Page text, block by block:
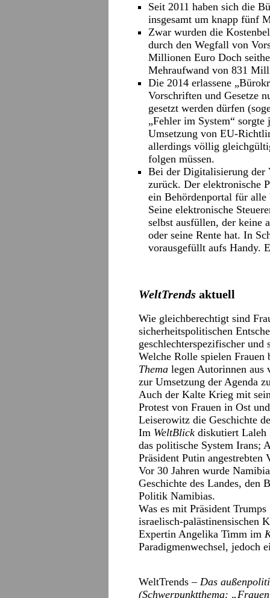
Seit 2011 haben sich die
insgesamt um knapp fünf
Zwar wurden die
durch den Wegfall von
Millionen Euro Doch
Mehraufwand von 831
Die 2014 erlassene
Vorschriften und Gesetze
gesetzt werden dürfen
„Fehler im System“
Umsetzung von EU-
allerdings völlig
folgen müssen.
Bei der Digitalisierung der
zurück. Der elektronische
ein Behördenportal für alle
Seine elektronische
selbst ausfüllen, der keine
oder seine Rente hat. In
vorausgefüllt aufs Handy.
WeltTrends aktuell
Wie gleichberechtigt sind
sicherheitspolitischen
geschlechterspezifischer
Welche Rolle spielen
Thema legen Autorinnen aus
zur Umsetzung der Agenda
Auch der Kalte Krieg mit
Protest von Frauen in Ost
Leiserowitz die Geschichte
Im WeltBlick diskutiert Laleh
das politische System Irans;
Präsident Putin angestrebten
Vor 30 Jahren wurde
Geschichte des Landes, den
Politik Namibias.
Was es mit Präsident
israelisch-palästinensischen
Expertin Angelika Timm im
Paradigmenwechsel, jedoch
WeltTrends – Das
(Schwerpunktthema: